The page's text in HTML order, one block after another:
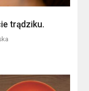
trądziku.